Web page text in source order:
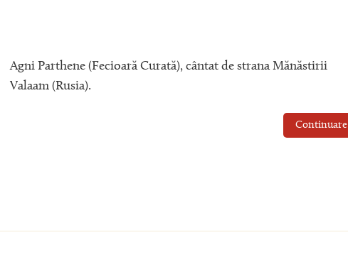
Agni Parthene (Fecioară Curată), cântat de strana Mănăstirii
Valaam (Rusia).
Continuare